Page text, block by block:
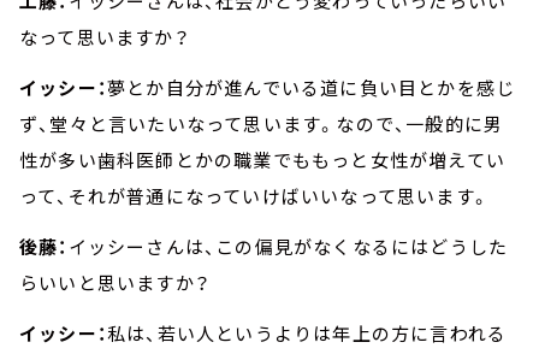
なって思いますか？
イッシー：夢とか自分が進んでいる道に負い目とかを感じ
ず、堂々と言いたいなって思います。なので、一般的に男
性が多い歯科医師とかの職業でももっと女性が増えてい
って、それが普通になっていけばいいなって思います。
後藤： イッシーさんは、この偏見がなくなるにはどうした
らいいと思いますか？
イッシー：私は、若い人というよりは年上の方に言われる